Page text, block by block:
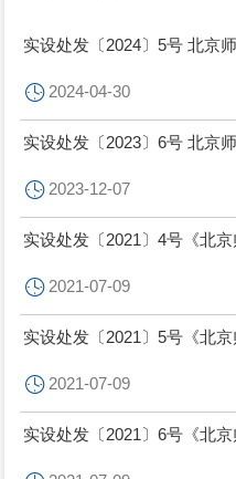
实设处发〔2024〕5号 北京
安全与防护管理制度（试行）
2024-04-30
实设处发〔2023〕6号 北京
管理实施细则（试行）
2023-12-07
实设处发〔2021〕4号《北
2021-07-09
实设处发〔2021〕5号《北
法》2021-07-09
实设处发〔2021〕6号《北
置安全与防护管理制度》